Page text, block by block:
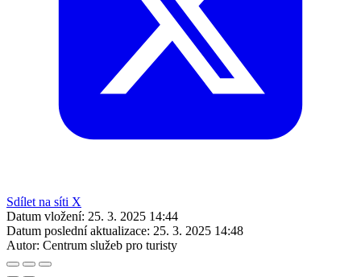
Sdílet na síti X
Datum vložení: 25. 3. 2025 14:44
Datum poslední aktualizace: 25. 3. 2025 14:48
Autor: Centrum služeb pro turisty